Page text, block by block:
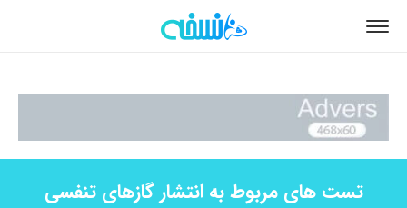
تست های مربوط به انتشار گازهای تنفسی